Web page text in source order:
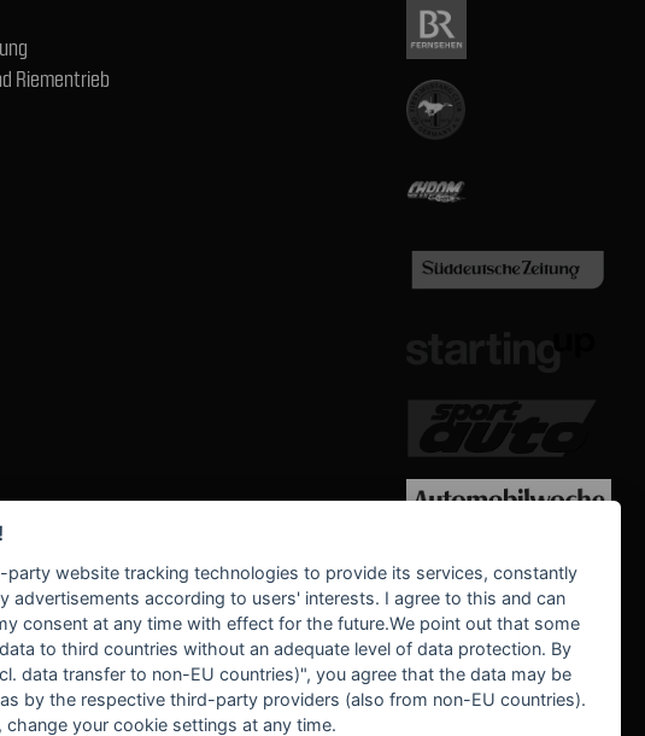
Riementrieb
WE SUPPORT
party website tracking technologies to provide its services, constantly
advertisements according to users' interests. I agree to this and can
consent at any time with effect for the future.We point out that some
to third countries without an adequate level of data protection. By
data transfer to non-EU countries)", you agree that the data may be
by the respective third-party providers (also from non-EU countries).
change your cookie settings at any time.